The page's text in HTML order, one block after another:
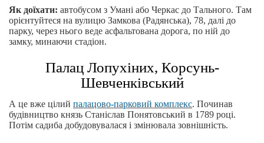
Як доїхати: автобусом з Умані або Черкас до Тального. Там
орієнтуйтеся на вулицю Замкова (Радянська), 78, далі до
парку, через нього веде асфальтована дорога, по ній до
замку, минаючи стадіон.
Палац Лопухіних, Корсунь-
Шевченківський
А це вже цілий палацово-парковий комплекс. Починав
будівництво князь Станіслав Понятовський в 1789 році.
Потім садиба добудовувалася і змінювала зовнішність.